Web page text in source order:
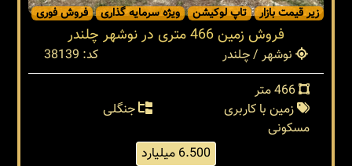
زیر قیمت بازار تاپ لوکیشن ویژه سرمایه گذاری فروش فوری
فروش زمین 466 متری در نوشهر چلندر
نوشهر / چلندر
کد: 38139
زمین با کاربری
مسکونی
جنگلی
6.500 میلیارد